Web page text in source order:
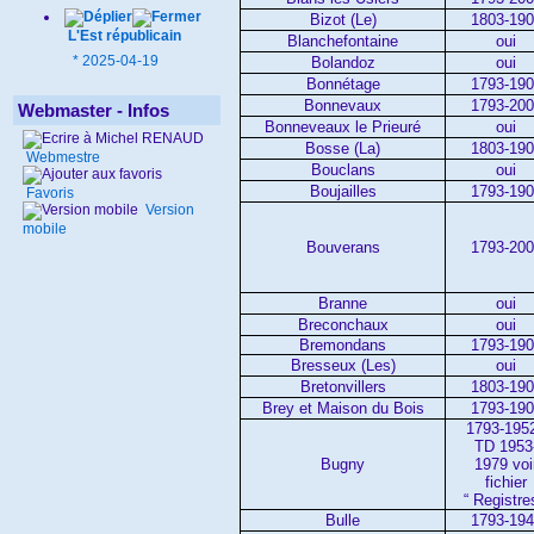
L'Est républicain
* 2025-04-19
Webmaster - Infos
Webmestre
Favoris
Version
mobile
Bizot (Le)
1803-
Blanchefontaine
oui
Bolandoz
oui
Bonnétage
1793-
Bonnevaux
1793-
Bonneveaux le Prieuré
oui
Bosse (La)
1803-
Bouclans
oui
Boujailles
1793-
Bouverans 1793-
Branne
oui
Breconchaux
oui
Bremondans
1793-
Bresseux (Les)
oui
Bretonvillers
1803-
Brey et Maison du Bois
1793-
Bugny
1793-
TD
1979
fichier
“
Bulle
1793-